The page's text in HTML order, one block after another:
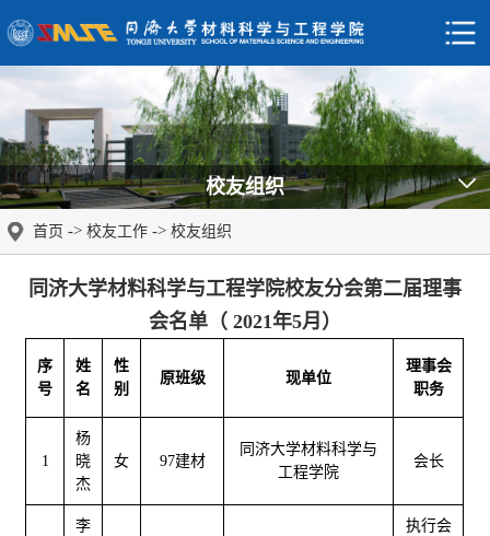
校友组织
首页 -> 校友工作 -> 校友组织
同济大学材料科学与工程学院校友分会第二届理事
会名单（ 2021年5月）
序
号
姓
名
性
别
原班级 现单位
理事会
职务
1
杨
晓
杰
女 97建材
同济大学材料科学与
工程学院
会长
李
执行会